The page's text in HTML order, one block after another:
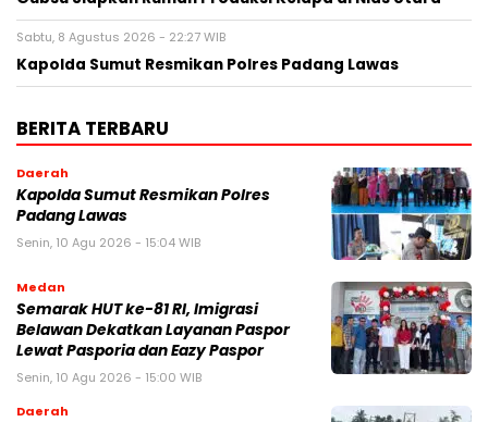
Sabtu, 8 Agustus 2026 - 22:27 WIB
Kapolda Sumut Resmikan Polres Padang Lawas
BERITA TERBARU
Daerah
Kapolda Sumut Resmikan Polres
Padang Lawas
Senin, 10 Agu 2026 - 15:04 WIB
Medan
Semarak HUT ke-81 RI, Imigrasi
Belawan Dekatkan Layanan Paspor
Lewat Pasporia dan Eazy Paspor
Senin, 10 Agu 2026 - 15:00 WIB
Daerah